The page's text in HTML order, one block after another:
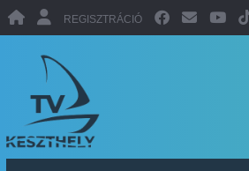
REGISZTRÁCIÓ